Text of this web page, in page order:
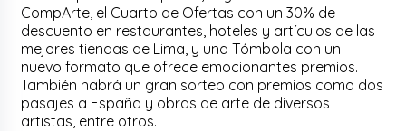
CompArte, el Cuarto de Ofertas con un 30% de
descuento en restaurantes, hoteles y artículos de las
mejores tiendas de Lima, y una Tómbola con un
nuevo formato que ofrece emocionantes premios.
También habrá un gran sorteo con premios como dos
pasajes a España y obras de arte de diversos
artistas, entre otros.